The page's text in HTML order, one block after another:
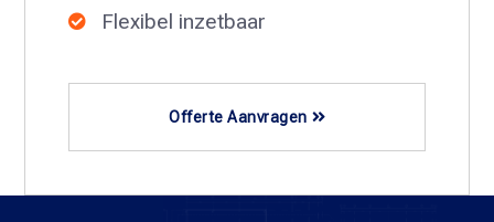
 Flexibel inzetbaar
Offerte Aanvragen